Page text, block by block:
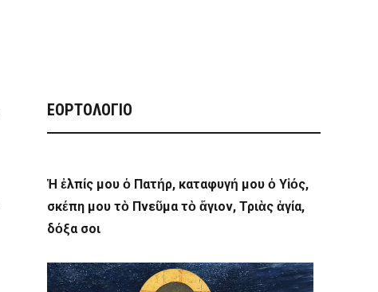
ΕΟΡΤΟΛΟΓΙΟ
Ἡ ἐλπίς μου ὁ Πατήρ, καταφυγή μου ὁ Υἱός,
σκέπη μου τὸ Πνεῦμα τὸ ἅγιον, Τριὰς ἁγία,
δόξα σοι